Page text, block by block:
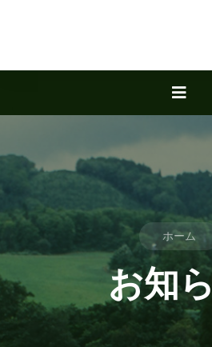
ホーム
お知